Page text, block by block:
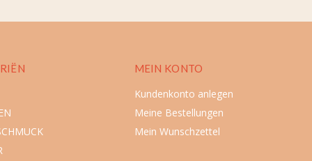
MEIN KONTO
Kundenkonto anlegen
Meine Bestellungen
Mein Wunschzettel